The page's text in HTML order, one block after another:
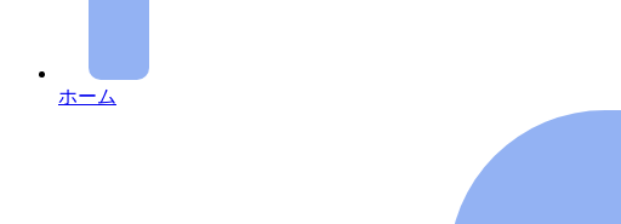
ホーム